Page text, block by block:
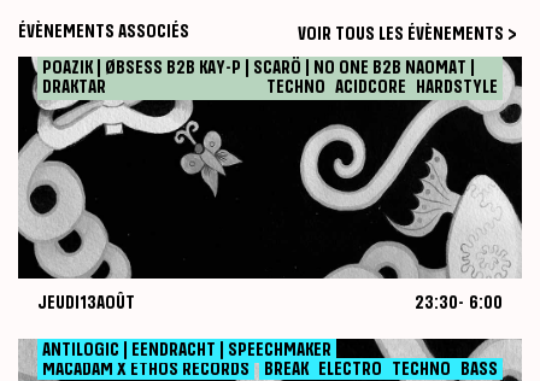
ÉVÈNEMENTS ASSOCIÉS
VOIR TOUS LES ÉVÈNEMENTS >
JEUDI13 AOÛT23:30- 6:00
POAZIK | ØBSESS B2B KAY-P | SCARÖ | NO ONE B2B NAOMAT |
DRAKTAR
MACADAM X SHIELD RUN HARDSTYLE
ACIDCORE
TECHNO
JEUDI 13AOÛT 23:30- 6:00
RUN
13,
2026
JEUDI20AOÛT23:30- 6:00
ANTILOGIC | EENDRACHT | SPEECHMAKER
MACADAM X ETHOS RECORDS
BASS
TECHNO
ELECTRO
BREAK